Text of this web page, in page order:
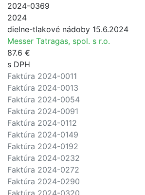
2024-0369
2024
dielne-tlakové nádoby 15.6.2024
Messer Tatragas, spol. s r.o.
87.6 €
s DPH
Faktúra 2024-0011
Faktúra 2024-0013
Faktúra 2024-0054
Faktúra 2024-0091
Faktúra 2024-0112
Faktúra 2024-0149
Faktúra 2024-0192
Faktúra 2024-0232
Faktúra 2024-0272
Faktúra 2024-0290